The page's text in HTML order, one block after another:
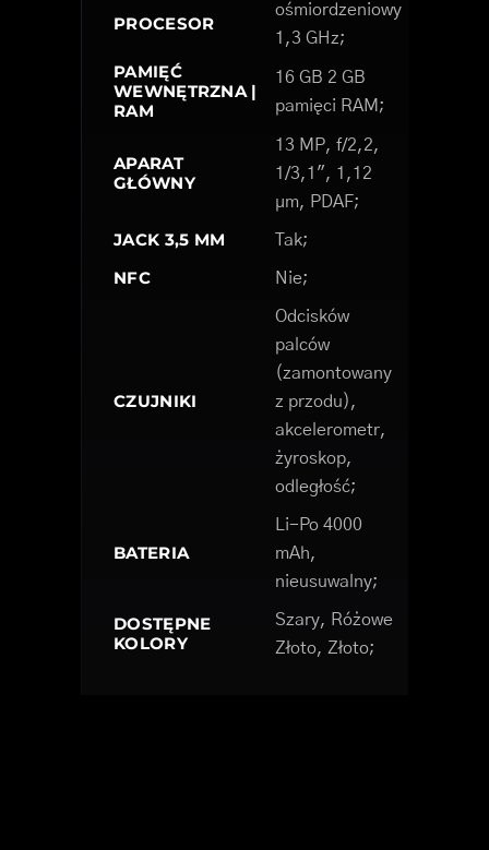
PROCESOR
ośmiordzeniowy
1,3 GHz;
PAMIĘĆ
WEWNĘTRZNA |
RAM
16 GB 2 GB
pamięci RAM;
APARAT
GŁÓWNY
13 MP, f/2,2,
1/3,1", 1,12
µm, PDAF;
JACK 3,5 MM Tak;
NFC Nie;
CZUJNIKI
Odcisków
palców
(zamontowany
z przodu),
akcelerometr,
żyroskop,
odległość;
BATERIA
Li-Po 4000
mAh,
nieusuwalny;
DOSTĘPNE
KOLORY
Szary, Różowe
Złoto, Złoto;